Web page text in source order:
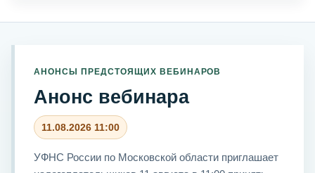
АНОНСЫ ПРЕДСТОЯЩИХ ВЕБИНАРОВ
Анонс вебинара
11.08.2026 11:00
УФНС России по Московской области приглашает